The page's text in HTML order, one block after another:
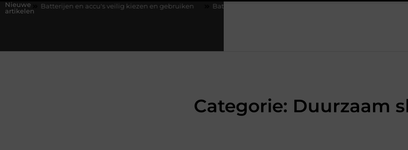
Nieuwe
artikelen
veilig kiezen en gebruiken Batterijen en accu's veilig kiezen en gebruiken
Categorie: Duurzaam